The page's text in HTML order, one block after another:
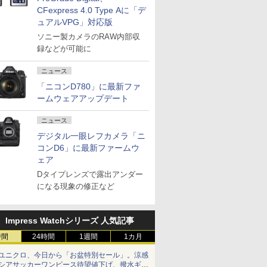
CFexpress 4.0 Type Aに「デ
ュアルVPG」対応版
ソニー製カメラのRAW内部収
録などが可能に
ニュース
「ニコンD780」に最新ファ
ームウェアアップデート
ニュース
デジタル一眼レフカメラ「ニ
コンD6」に最新ファームウ
ェア
Dタイプレンズで露出アンダー
になる現象の修正など
Impress Watchシリーズ 人気記事
24時間 1週間 1カ月
ニクロ、今日から「お盆特別セール」。涼感
アサッカーワンピース待望値下げ、撥水ギア